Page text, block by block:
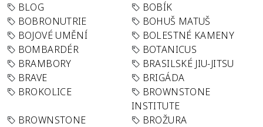
BLOG
BOBÍK
BOBRONUTRIE
BOHUŠ MATUŠ
BOJOVÉ UMĚNÍ
BOLESTNÉ KAMENY
BOMBARDÉR
BOTANICUS
BRAMBORY
BRASILSKÉ JIU-JITSU
BRAVE
BRIGÁDA
BROKOLICE
BROWNSTONE
INSTITUTE
BROWNSTONE
BROŽURA